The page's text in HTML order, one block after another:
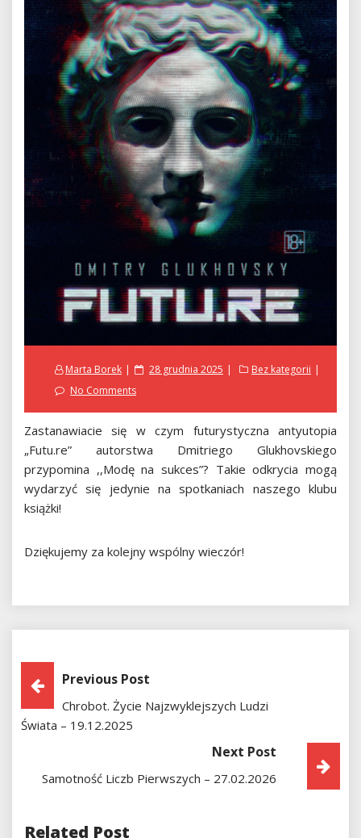
Marta Borek
Posted
28 grudnia 2025
Bez kategorii
No Comments
Zastanawiacie się w czym futurystyczna antyutopia
„Futu.re” autorstwa Dmitriego Glukhovskiego
przypomina ,,Modę na sukces”? Takie odkrycia mogą
wydarzyć się jedynie na spotkaniach naszego klubu
książki!
Dziękujemy za kolejny wspólny wieczór!
Nawigacja
Wpisu
Previous Post
Chrobot. Życie Najzwyklejszych Ludzi
Świata – 19.12.2025
Next Post
Samotność Liczb Pierwszych – 27.02.2026
Related Post